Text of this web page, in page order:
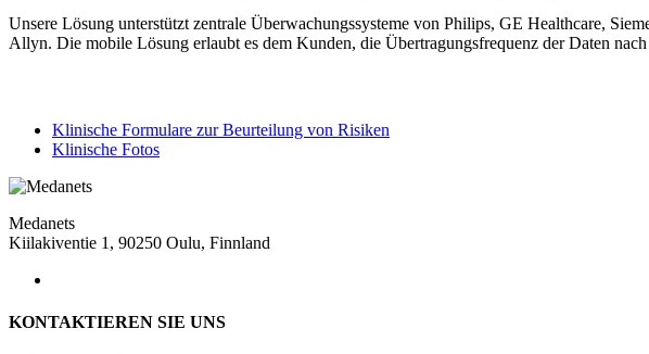
Unsere Lösung unterstützt zentrale Überwachungssysteme von Philips, GE Healthcare,
Allyn. Die mobile Lösung erlaubt es dem Kunden, die Übertragungsfrequenz der Daten
Klinische Formulare zur Beurteilung von Risiken
Klinische Fotos
Medanets
Kiilakiventie 1, 90250 Oulu, Finnland
KONTAKTIEREN SIE UNS